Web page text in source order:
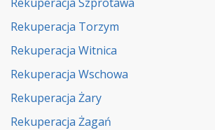
Rekuperacja Torzym
Rekuperacja Witnica
Rekuperacja Wschowa
Rekuperacja Żary
Rekuperacja Żagań